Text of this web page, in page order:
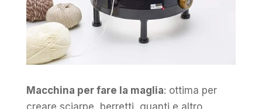
Macchina per fare la maglia: ottima per